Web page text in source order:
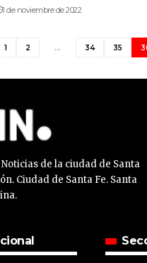
1 de noviembre de 2022
1 2 … 34 35
de la ciudad de Santa
Ciudad de Santa Fe. Santa